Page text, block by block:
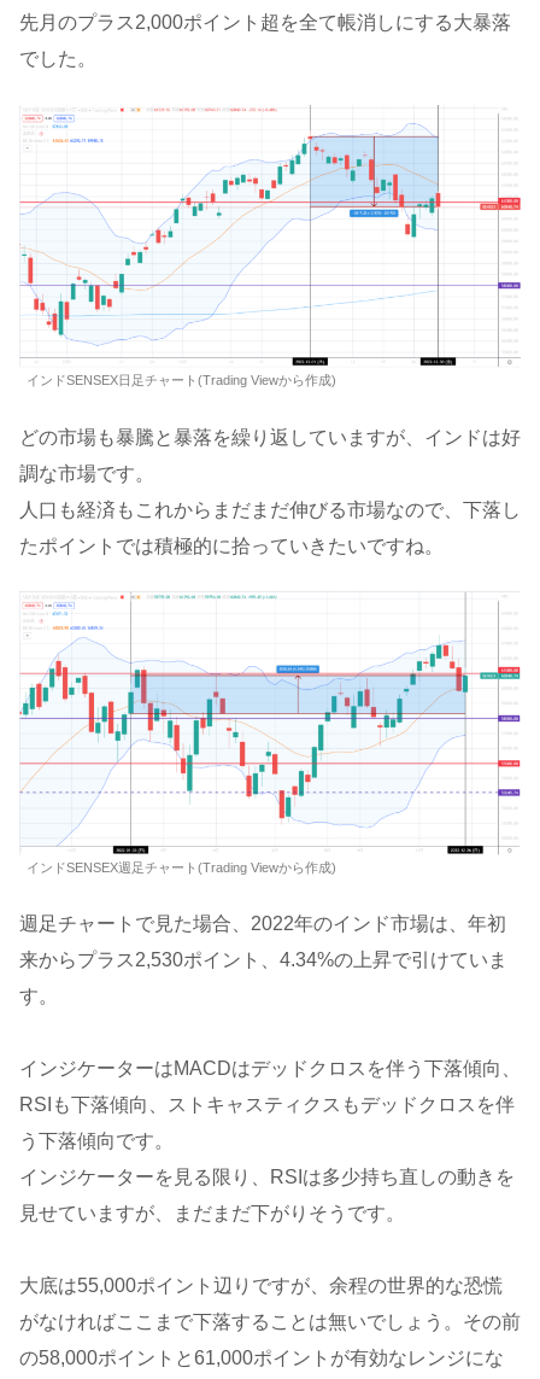
先月のプラス2,000ポイント超を全て帳消しにする大暴落
でした。
インドSENSEX日足チャート(Trading Viewから作成)
どの市場も暴騰と暴落を繰り返していますが、インドは好
調な市場です。
人口も経済もこれからまだまだ伸びる市場なので、下落し
たポイントでは積極的に拾っていきたいですね。
インドSENSEX週足チャート(Trading Viewから作成)
週足チャートで見た場合、2022年のインド市場は、年初
来からプラス2,530ポイント、4.34%の上昇で引けていま
す。
インジケーターはMACDはデッドクロスを伴う下落傾向、
RSIも下落傾向、ストキャスティクスもデッドクロスを伴
う下落傾向です。
インジケーターを見る限り、RSIは多少持ち直しの動きを
見せていますが、まだまだ下がりそうです。
大底は55,000ポイント辺りですが、余程の世界的な恐慌
がなければここまで下落することは無いでしょう。その前
の58,000ポイントと61,000ポイントが有効なレンジにな